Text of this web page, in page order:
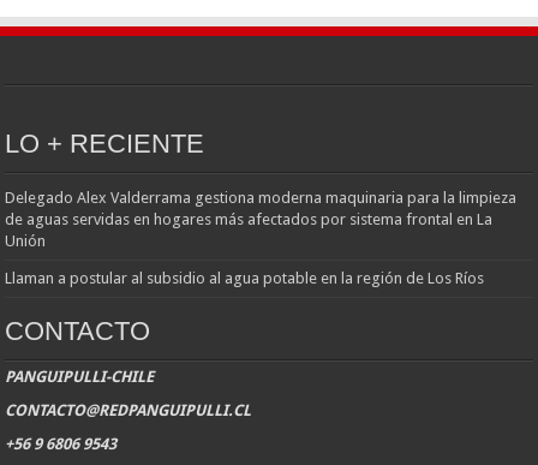
LO + RECIENTE
Delegado Alex Valderrama gestiona moderna maquinaria para la limpieza
de aguas servidas en hogares más afectados por sistema frontal en La
Unión
Llaman a postular al subsidio al agua potable en la región de Los Ríos
CONTACTO
PANGUIPULLI-CHILE
CONTACTO@REDPANGUIPULLI.CL
+56 9 6806 9543